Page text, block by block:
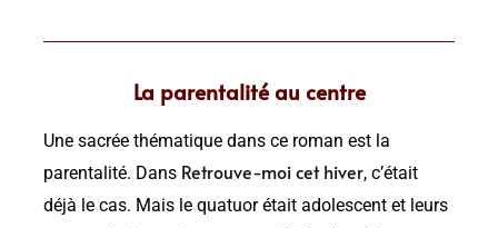
La parentalité au centre
Une sacrée thématique dans ce roman est la
parentalité. Dans Retrouve-moi cet hiver, c’était
déjà le cas. Mais le quatuor était adolescent et leurs